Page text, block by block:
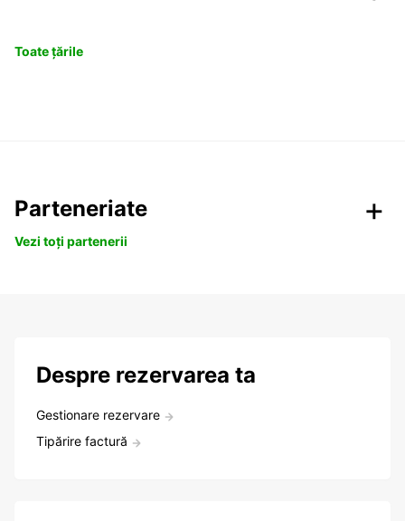
Toate țările
Parteneriate
Vezi toți partenerii
Despre rezervarea ta
Gestionare rezervare
Tipărire factură